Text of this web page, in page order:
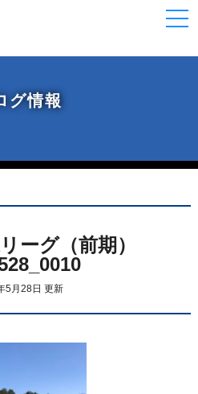
グ情報
ーグ（前期）
5月28日 更新